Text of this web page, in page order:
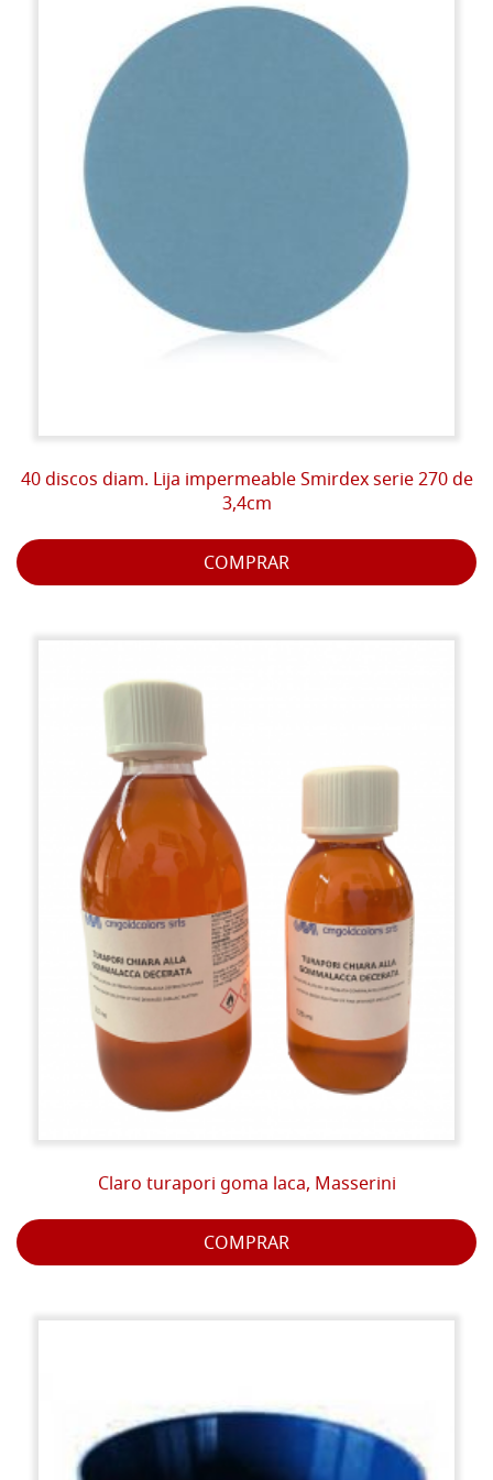
40 discos diam. Lija impermeable Smirdex serie 270 de
3,4cm
COMPRAR
Claro turapori goma laca, Masserini
COMPRAR